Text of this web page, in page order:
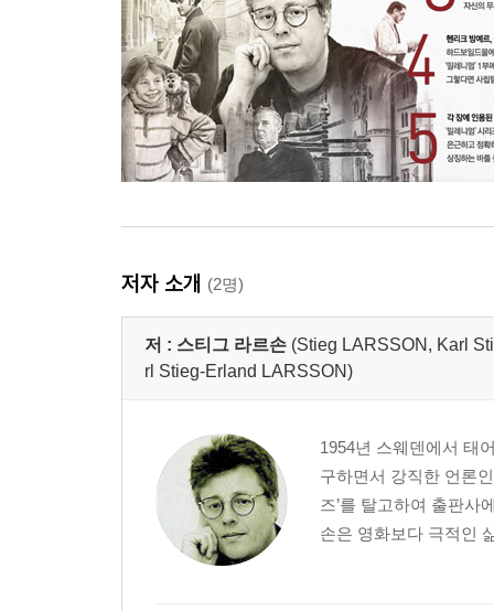
저자 소개 (2명)
저 : 스티그 라르손 (Stieg LARSSON, Karl
rl Stieg-Erland LARSSON)
1954년 스웨덴에서 태
구하면서 강직한 언론
즈’를 탈고하여 출판사
손은 영화보다 극적인